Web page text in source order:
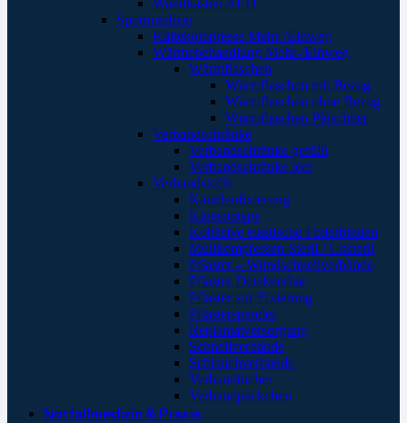
Wandkästen AED
Sportmedizin
Kältekompresse Mehr-/Einweg
Wärmebehandlung Mehr-/Einweg
Wärmflaschen
Wärmflaschen mit Bezug
Wärmflaschen ohne Bezug
Wärmflaschen Plüschtier
Verbandschränke
Verbandschränke gefüllt
Verbandschränke leer
Verbandstoffe
Kanülenfixierung
Kinesoptape
Kohäsive elastische Fixierbinden
Mullkompressen Steril / Unsteril
Pflaster – Wundschnellverbände
Pflaster Detektierbar
Pflaster zur Fixierung
Pflasterspender
Replantatversorgung
Schnellverbände
Schlauchverbände
Verbandtücher
Verbandpäckchen
Notfallmedizin & Praxis